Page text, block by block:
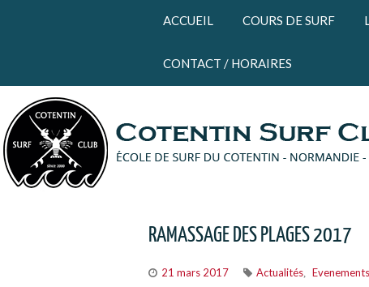
ACCUEIL COURS DE SURF
CONTACT / HORAIRES
RAMASSAGE DES PLAGES 2017
21 mars 2017 Actualités Evenements